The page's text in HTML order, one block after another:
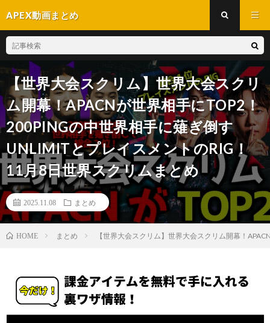
APEX動画まとめ
【世界大会スクリム】世界大会スクリ
ム開幕！APACNが世界相手にTOP2！
200PINGの中世界相手に薙ぎ倒す
UNLIMITとプレイスメントのRIG！
11月8日世界スクリムまとめ
2025.11.08 まとめ
HOME まとめ 【世界大会スクリム】世界大会スクリム開幕！